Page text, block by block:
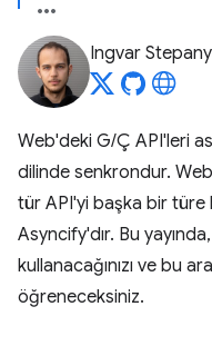
Ingvar
Web'deki G/Ç API'leri
dilinde senkrondur.
tür API'yi başka bir türe
Asyncify'dır. Bu
kullanacağınızı ve bu
öğreneceksiniz.